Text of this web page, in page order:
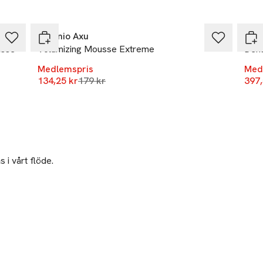
Antonio Axu
Volumizing Mousse Extreme
Medlemspris
134,25 krLägsta pris 30 dagar
179 kr
i vårt flöde.